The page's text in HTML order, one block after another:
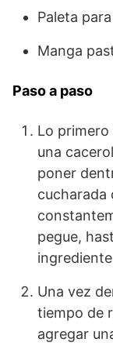
Paleta
Manga
Paso a paso
Lo primero
una
poner
cucharada
pegue,
Una vez
tiempo de
agregar